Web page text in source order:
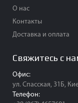
О нас
Контакты
Доставка и оплата
Свяжитесь с
Офис:
ул. Спасская, 31Б,
Телефон: